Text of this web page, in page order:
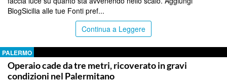
BlogSicilia alle tue Fonti pref...
Continua a Leggere
PALERMO
Operaio cade da tre metri, ricoverato in gravi
condizioni nel Palermitano